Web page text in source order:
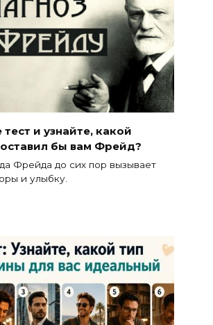
и узнайте, какой
бы вам Фрейд?
Фрейда до сих пор вызывает
и улыбку.